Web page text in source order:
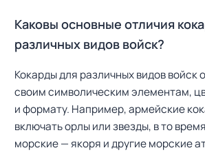
Каковы основные отличия
различных видов войск?
Кокарды для различных видов войск
своим символическим элементам,
и формату. Например, армейские
включать орлы или звезды, в то
морские — якоря и другие морские